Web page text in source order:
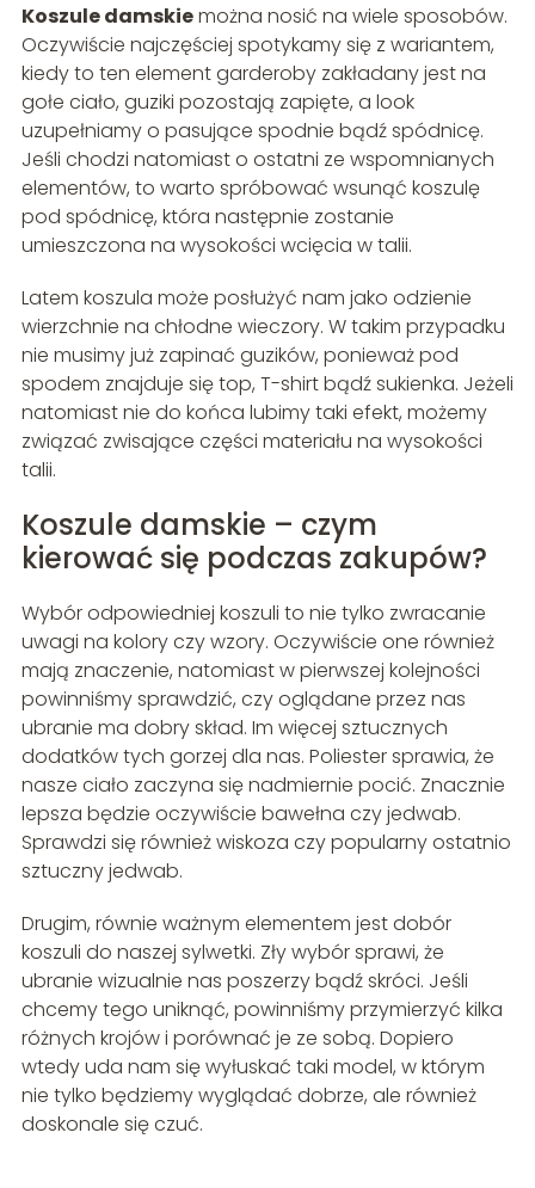
Koszule damskiemożna nosić na wiele sposobów.
Oczywiście najczęściej spotykamy się z wariantem,
kiedy to ten element garderoby zakładany jest na
gołe ciało, guziki pozostają zapięte, a look
uzupełniamy o pasujące spodnie bądź spódnicę.
Jeśli chodzi natomiast o ostatni ze wspomnianych
elementów, to warto spróbować wsunąć koszulę
pod spódnicę, która następnie zostanie
umieszczona na wysokości wcięcia w talii.
Latem koszula może posłużyć nam jako odzienie
wierzchnie na chłodne wieczory. W takim przypadku
nie musimy już zapinać guzików, ponieważ pod
spodem znajduje się top, T-shirt bądź sukienka. Jeżeli
natomiast nie do końca lubimy taki efekt, możemy
związać zwisające części materiału na wysokości
talii.
Koszule damskie – czym
kierować się podczas zakupów?
Wybór odpowiedniej koszuli to nie tylko zwracanie
uwagi na kolory czy wzory. Oczywiście one również
mają znaczenie, natomiast w pierwszej kolejności
powinniśmy sprawdzić, czy oglądane przez nas
ubranie ma dobry skład. Im więcej sztucznych
dodatków tych gorzej dla nas. Poliester sprawia, że
nasze ciało zaczyna się nadmiernie pocić. Znacznie
lepsza będzie oczywiście bawełna czy jedwab.
Sprawdzi się również wiskoza czy popularny ostatnio
sztuczny jedwab.
Drugim, równie ważnym elementem jest dobór
koszuli do naszej sylwetki. Zły wybór sprawi, że
ubranie wizualnie nas poszerzy bądź skróci. Jeśli
chcemy tego uniknąć, powinniśmy przymierzyć kilka
różnych krojów i porównać je ze sobą. Dopiero
wtedy uda nam się wyłuskać taki model, w którym
nie tylko będziemy wyglądać dobrze, ale również
doskonale się czuć.